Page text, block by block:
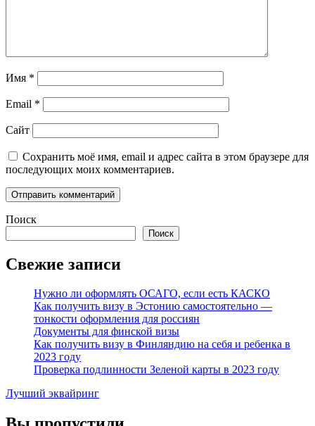
Имя *
Email *
Сайт
Сохранить моё имя, email и адрес сайта в этом браузере для
последующих моих комментариев.
Поиск
Поиск
Свежие записи
Нужно ли оформлять ОСАГО, если есть КАСКО
Как получить визу в Эстонию самостоятельно —
тонкости оформления для россиян
Документы для финской визы
Как получить визу в Финляндию на себя и ребенка в
2023 году
Проверка подлинности Зеленой карты в 2023 году
Лучший эквайринг